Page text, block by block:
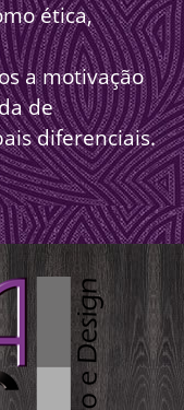
ética,
a motivação
de
diferenciais.